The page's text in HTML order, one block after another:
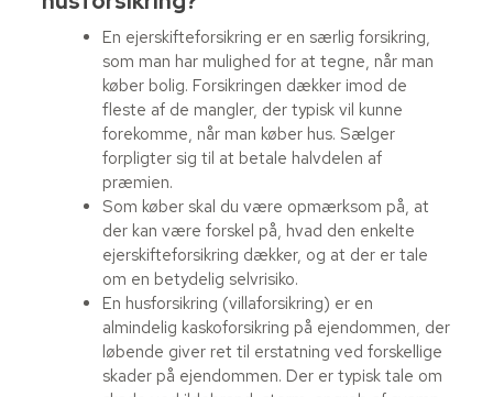
En ejerskifteforsikring er en særlig forsikring,
som man har mulighed for at tegne, når man
køber bolig. Forsikringen dækker imod de
fleste af de mangler, der typisk vil kunne
forekomme, når man køber hus. Sælger
forpligter sig til at betale halvdelen af
præmien.
Som køber skal du være opmærksom på, at
der kan være forskel på, hvad den enkelte
ejerskifteforsikring dækker, og at der er tale
om en betydelig selvrisiko.
En husforsikring (villaforsikring) er en
almindelig kaskoforsikring på ejendommen, der
løbende giver ret til erstatning ved forskellige
skader på ejendommen. Der er typisk tale om